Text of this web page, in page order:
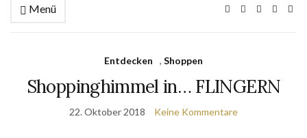
Menü
Entdecken , Shoppen
Shoppinghimmel in… FLINGERN
22. Oktober 2018 Keine Kommentare